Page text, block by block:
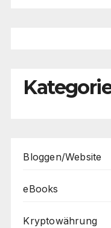
Bloggen/Website
eBooks
Kryptowährung